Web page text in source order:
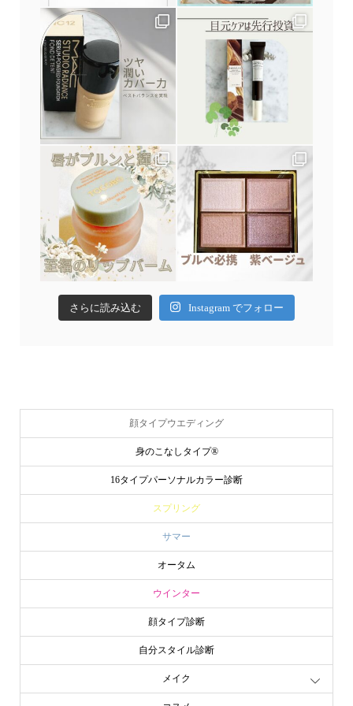
さらに読み込む Instagram でフォロー
顔タイプウエディング
身のこなしタイプ®
16タイプパーソナルカラー診断
スプリング
サマー
オータム
ウインター
顔タイプ診断
自分スタイル診断
メイク